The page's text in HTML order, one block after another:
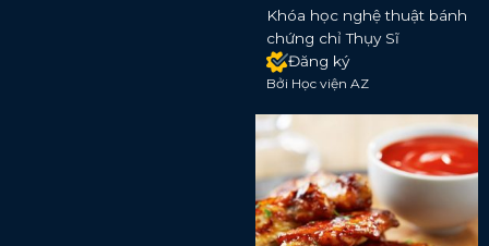
Khóa học nghệ thuật bánh
chứng chỉ Thụy Sĩ
Đăng ký
Bởi Học viện AZ